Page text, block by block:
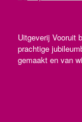
Uitgeverij Vooruit
prachtige
gemaakt en van